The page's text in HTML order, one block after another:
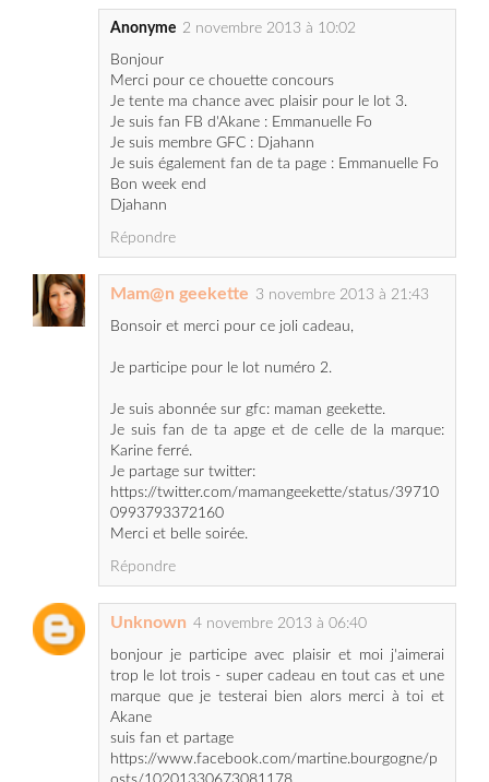
Merci pour ce chouette concours
Je tente ma chance avec plaisir pour le lot 3.
Je suis fan FB d'Akane : Emmanuelle Fo
Je suis membre GFC : Djahann
Je suis également fan de ta page : Emmanuelle Fo
Bon week end
Djahann
Répondre
Bonsoir et merci pour ce joli cadeau,
Je participe pour le lot numéro 2.
Je suis abonnée sur gfc: maman geekette.
Je suis fan de ta apge et de celle de la marque:
Karine ferré.
Je partage sur twitter:
https://twitter.com/mamangeekette/status/39710
0993793372160
Merci et belle soirée.
Répondre
bonjour je participe avec plaisir et moi j'aimerai
trop le lot trois - super cadeau en tout cas et une
marque que je testerai bien alors merci à toi et
Akane
suis fan et partage
https://www.facebook.com/martine.bourgogne/p
osts/10201330673081178
https://twitter.com/martine7120/status/3972365
60698933248
google+ Martine U